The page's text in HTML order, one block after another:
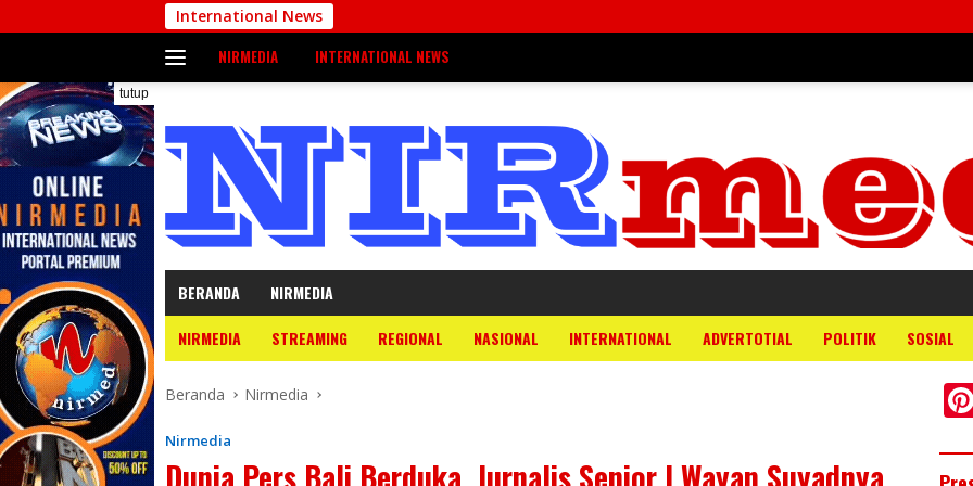
ke
International News
NIRMEDIA INTERNATIONAL NEWS
tutup
BERANDA
NIRMEDIA
NIRMEDIA
STREAMING REGIONAL NASIONAL INTERNATIONAL ADVERTOTIAL POLITIK SOSIAL
Beranda Nirmedia
Nirmedia
Dunia Pers Bali Berduka, Jurnalis Senior I Wayan Suyadnya